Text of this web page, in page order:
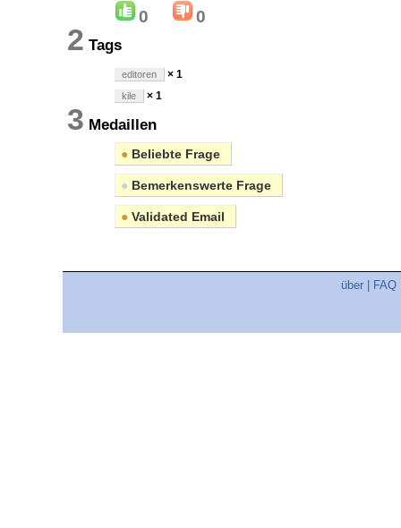
0 0
2 Tags
editoren × 1
kile × 1
3 Medaillen
● Beliebte Frage
● Bemerkenswerte Frage
● Validated Email
über FAQ